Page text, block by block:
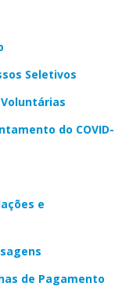
Seletivos
do COVID-
e
de Pagamento